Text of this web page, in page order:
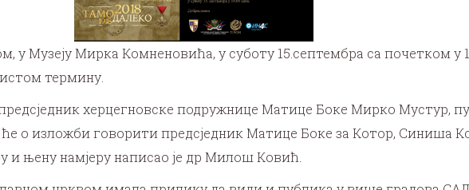
у Музеју Мирка Комненовића, у суботу 15.септембра са почетком у
термину.
херцегновске подружнице Матице Боке Мирко Мустур,
ће о изложби говорити предсједник Матице Боке за Котор, Синиша
и њену намјеру написао је др Милош Ковић.